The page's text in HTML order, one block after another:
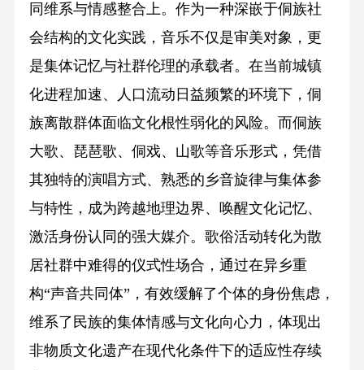
同维系与情感整合上。作为一种深嵌于侗族社
会结构的文化实践，音乐不仅是审美对象，更
是集体记忆与社群伦理的承载者。在当前城镇
化进程加速、人口流动日益频繁的环境下，侗
族离散群体面临文化根性弱化的风险。而侗族
大歌、琵琶歌、侗戏、山歌等音乐形式，凭借
其独特的演唱方式、熟悉的乡音旋律与集体参
与特性，成为跨越地理边界、唤醒文化记忆、
激活身份认同的强大媒介。歌俗活动转化为散
居社群中难得的仪式性场合，通过在异乡重
构“声音共同体”，有效缓解了个体的身份焦虑，
维系了民族的集体情感与文化向心力，体现出
非物质文化遗产在现代化条件下的适应性存续